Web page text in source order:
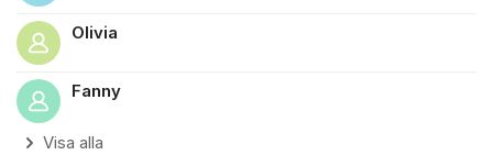
Olivia
Fanny
Visa alla